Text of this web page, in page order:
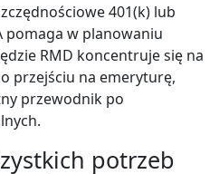
401(k) lub
pomaga w planowaniu
RMD koncentruje się na
przejściu na emeryturę,
przewodnik po
potrzeb